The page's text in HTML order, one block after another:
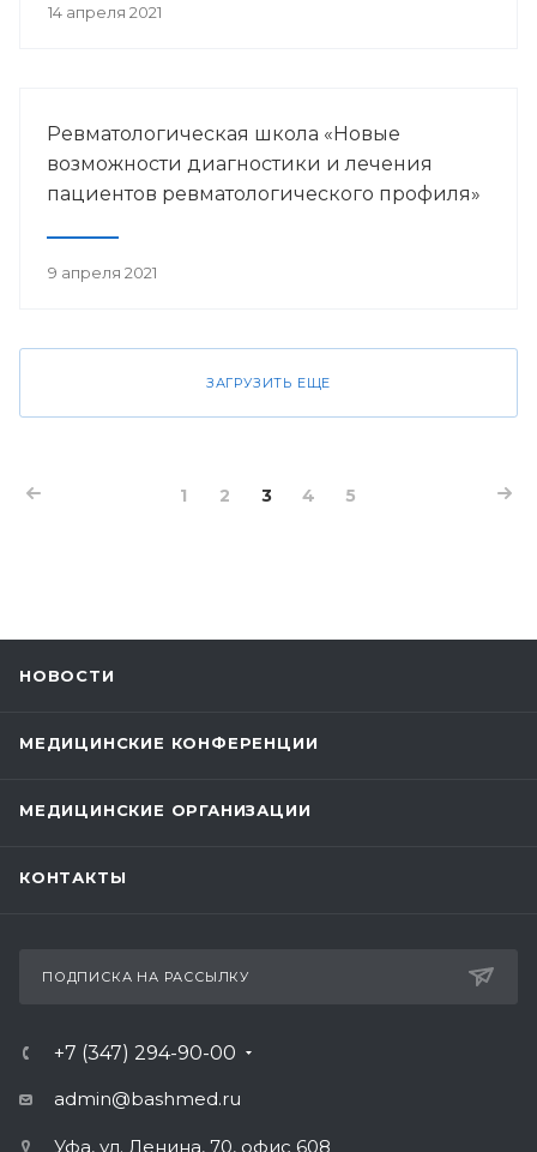
14 апреля 2021
Ревматологическая школа «Новые
возможности диагностики и лечения
пациентов ревматологического профиля»
9 апреля 2021
ЗАГРУЗИТЬ ЕЩЕ
1 2 3 4 5
НОВОСТИ
МЕДИЦИНСКИЕ КОНФЕРЕНЦИИ
МЕДИЦИНСКИЕ ОРГАНИЗАЦИИ
КОНТАКТЫ
ПОДПИСКА НА РАССЫЛКУ
+7 (347) 294-90-00
admin@bashmed.ru
Уфа, ул. Ленина, 70, офис 608